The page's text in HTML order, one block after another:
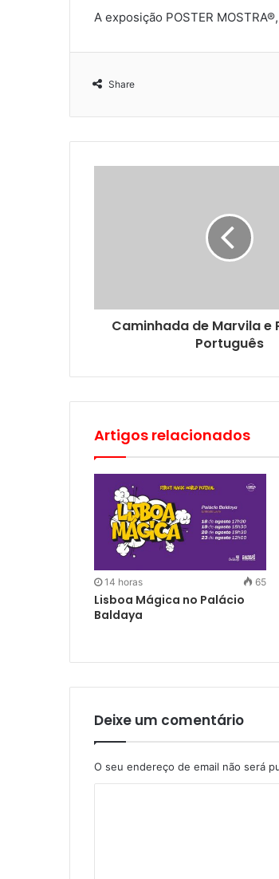
A exposição POSTER
Share
Caminhada de Marvila e
Português
Artigos relacionados
14 horas 65
Lisboa Mágica no Palácio
Baldaya
Deixe um comentário
O seu endereço de email não será